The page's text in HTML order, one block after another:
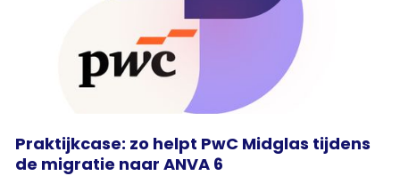
Praktijkcase: zo helpt PwC Midglas tijdens
de migratie naar ANVA 6